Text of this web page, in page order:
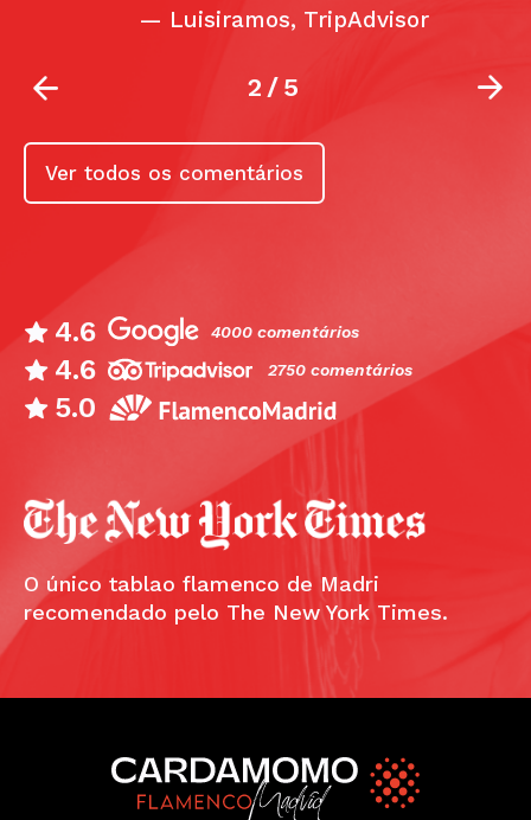
Luisiramos, TripAdvisor
2/5
Ver todos os comentários
4.6 4000 comentários
4.6 2750 comentários
5.0
O único tablao flamenco de Madri
recomendado pelo The New York Times.